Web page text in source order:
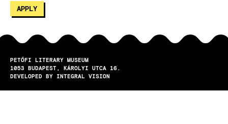
PETŐFI LITERARY MUSEUM
1053
BUDAPEST
KÁROLYI UTCA 16.
DEVELOPED BY INTEGRAL VISION